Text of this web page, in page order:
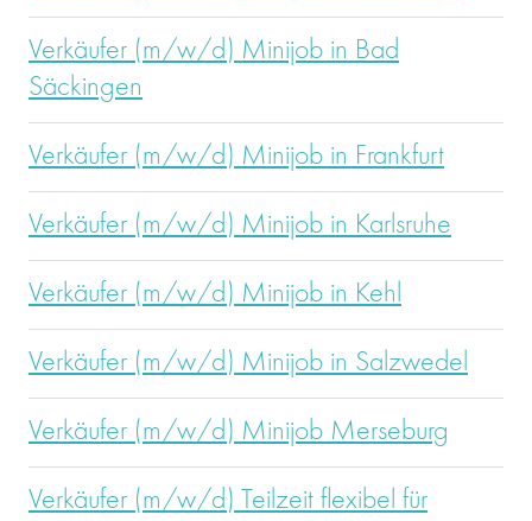
Verkäufer (m/w/d) Minijob in Bad
Säckingen
Verkäufer (m/w/d) Minijob in Frankfurt
Verkäufer (m/w/d) Minijob in Karlsruhe
Verkäufer (m/w/d) Minijob in Kehl
Verkäufer (m/w/d) Minijob in Salzwedel
Verkäufer (m/w/d) Minijob Merseburg
Verkäufer (m/w/d) Teilzeit flexibel für